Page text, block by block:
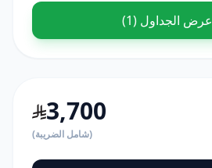
عرض الجداول (1)
3,700
(شامل الضريبة)